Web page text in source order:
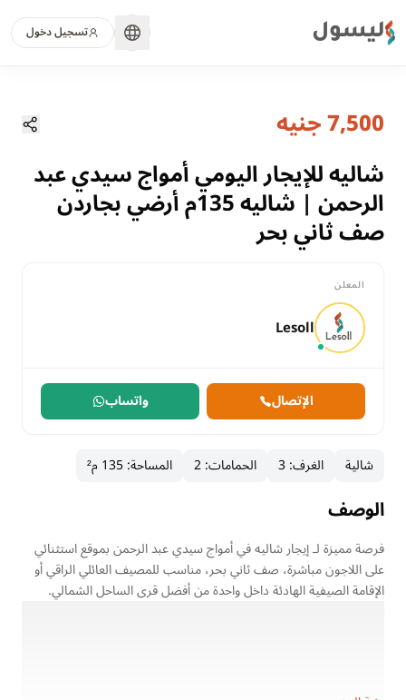
ليسول تسجيل دخول
للايجار
سكني
شالية
مطروح
الساحل الشمالي
شاليه للإيجار اليومي أمواج سيدي عبد الرحمن | شاليه 135م أرضي بجاردن صف ثاني بحر
شاليه للإيجار اليومي أمواج سيدي عبد الرحمن | شاليه 135م
مطروح, الساحل الشمالي
7,500 جنيه
شاليه للإيجار اليومي أمواج سيدي عبد
الرحمن | شاليه 135م أرضي بجاردن
صف ثاني بحر
المعلن
Lesoll
الإتصال واتساب
شالية الغرف:
3 الحمامات:
2 المساحة:135 م²
الوصف
فرصة مميزة لـ إيجار شاليه في أمواج سيدي عبد الرحمن بموقع استثنائي
على اللاجون مباشرة، صف ثاني بحر، مناسب للمصيف العائلي الراقي أو
الإقامة الصيفية الهادئة داخل واحدة من أفضل قرى الساحل الشمالي.